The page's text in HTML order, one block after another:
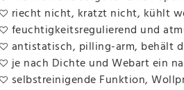
riecht nicht, kratzt nicht, kühlt
feuchtigkeitsregulierend und
antistatisch, pilling-arm, behält
je nach Dichte und Webart ein
selbstreinigende Funktion,